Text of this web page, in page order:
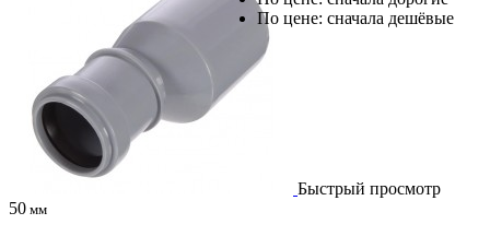
Быстрый просмотр
50 мм
По цене: сначала дешёвые